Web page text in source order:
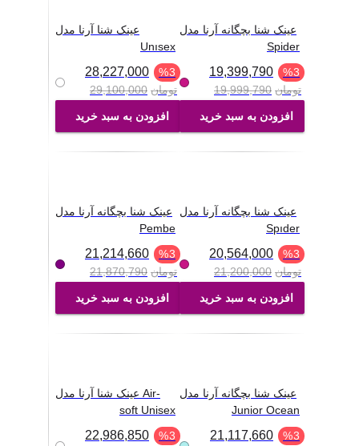
عینک شنا آرنا مدل
Unısex
28,227,000 %3
29,100,000 تومان
افزودن به سبد خرید
عینک شنا بچگانه آرنا مدل
Spider
19,399,790 %3
19,999,790 تومان
افزودن به سبد خرید
عینک شنا بچگانه آرنا مدل
Pembe
21,214,660 %3
21,870,790 تومان
افزودن به سبد خرید
عینک شنا بچگانه آرنا مدل
Spıder
20,564,000 %3
21,200,000 تومان
افزودن به سبد خرید
عینک شنا آرنا مدل Air-
soft Unisex
22,986,850 %3
عینک شنا بچگانه آرنا مدل
Junior Ocean
21,117,660 %3